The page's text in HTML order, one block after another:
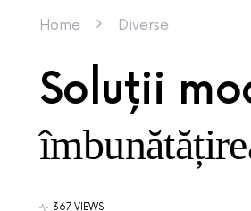
Home Diverse
Soluții
367 VIEWS